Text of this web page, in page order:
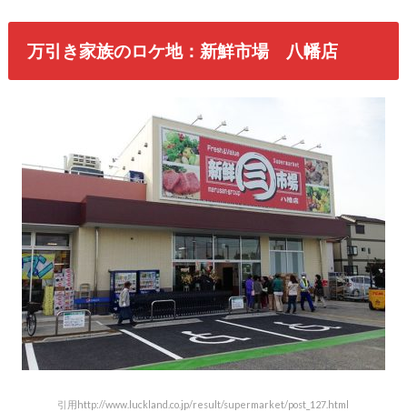
万引き家族のロケ地：新鮮市場 八幡店
引用http://www.luckland.co.jp/result/supermarket/post_127.html